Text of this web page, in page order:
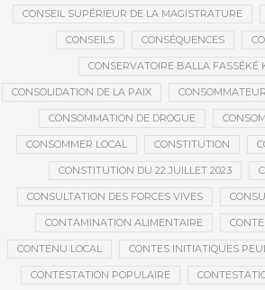
CONSEIL SUPÉRIEUR DE LA MAGISTRATURE
CONSEILS CONSÉQUENCES
CONSERVATOIRE BALLA FASSÉKÉ
CONSOLIDATION DE LA PAIX
CONSOMMATION DE DROGUE
CONSOMMER LOCAL CONSTITUTION
CONSTITUTION DU 22 JUILLET 2023
CONSULTATION DES FORCES VIVES
CONTAMINATION ALIMENTAIRE
CONTENU LOCAL CONTES INITIATIQUES
CONTESTATION POPULAIRE